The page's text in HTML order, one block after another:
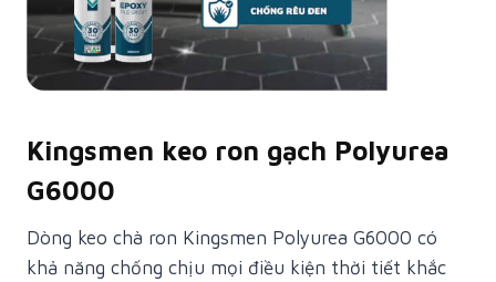
Kingsmen keo ron gạch Polyurea
G6000
Dòng keo chà ron Kingsmen Polyurea G6000 có
khả năng chống chịu mọi điều kiện thời tiết khắc